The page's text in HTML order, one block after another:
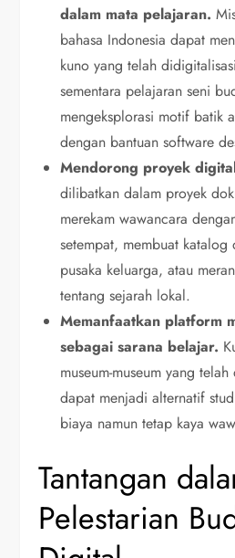
dalam mata pelajaran.
bahasa Indonesia dapat
kuno yang telah
sementara pelajaran seni
mengeksplorasi motif batik
dengan bantuan software
Mendorong proyek
dilibatkan dalam proyek
merekam wawancara
setempat, membuat
pusaka keluarga, atau
tentang sejarah lokal.
Memanfaatkan platform
sebagai sarana belajar.
museum-museum yang
dapat menjadi alternatif
biaya namun tetap kaya
Tantangan
Pelestarian